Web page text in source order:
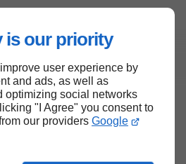
is our priority
user experience by
and ads, as well as
optimizing social networks
"I Agree" you consent to
our providers Google
de page